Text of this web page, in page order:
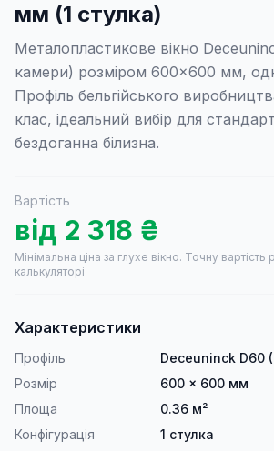
мм (1 стулка)
Металопластикове вікно
камери) розміром 600×600 мм,
Профіль бельгійського
клас, ідеальний вибір для
бездоганна білизна.
Вартість
від 2 318 ₴
Мінімальна ціна за глухе вікно. Точну вартість
калькуляторі
Характеристики
Профіль
Deceuninck D60
Розмір
600 × 600 мм
Площа
0.36 м²
Конфігурація
1 стулка